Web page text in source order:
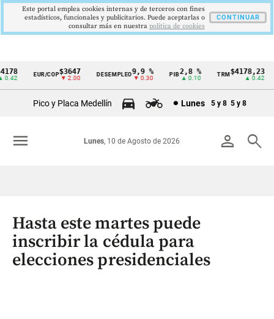
Cintillo
Colombia
EUR/COP$3647
▼ 2.00
DESEMPLEO 9,9 %
▼ 0.30
PIB2,8 %
▲ 0.10
TRM$4178,23
▲ 0.42
Pico y Placa Medellín Lunes 5 y 8 5 y 8
person search
Lunes, 10 de Agosto de 2026
menu
Hasta este martes puede
inscribir la cédula para
elecciones presidenciales
Este portal emplea cookies internas y de terceros con fines
estadísticos, funcionales y publicitarios. Puede aceptarlas o
consultar más en nuestra politica de cookies
CONTINUAR